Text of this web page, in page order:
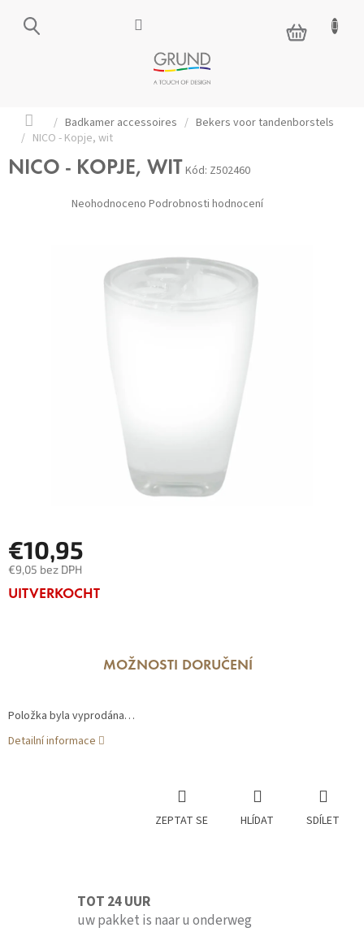
NÁKUPNÍ
KOŠÍK
Domů
/ Badkamer accessoires / Bekers voor tandenborstels
/ NICO - Kopje, wit
NICO - KOPJE, WIT Kód: Z502460
Průměrné
hodnocení
Neohodnoceno Podrobnosti hodnocení
€10,95
€9,05 bez DPH
Měrná
UITVERKOCHT
MOŽNOSTI DORUČENÍ
Položka byla vyprodána…
Detailní informace
ZEPTAT SE HLÍDAT SDÍLET
TOT 24 UUR
uw pakket is naar u onderweg